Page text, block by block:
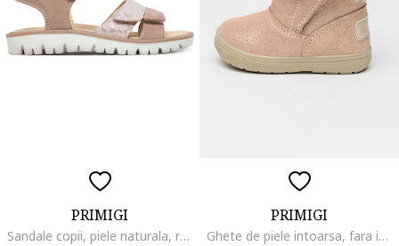
PRIMIGI
Sandale copii, piele naturala, roz, cu sistem inchidere cu Velcro
PRIMIGI
Ghete de piele intoarsa, fara inchidere, Roz/Argintiu